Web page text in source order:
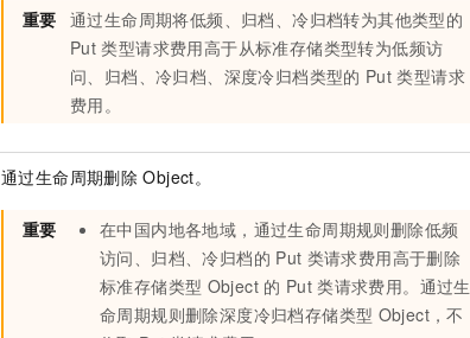
重要 通过生命周期将低频、归档、冷归档转为其他类型的
Put 类型请求费用高于从标准存储类型转为低频访
问、归档、冷归档、深度冷归档类型的 Put 类型请求
费用。
通过生命周期删除 Object。
重要
在中国内地各地域，通过生命周期规则删除低频
访问、归档、冷归档的 Put 类请求费用高于删除
标准存储类型 Object 的 Put 类请求费用。通过生
命周期规则删除深度冷归档存储类型 Object，不